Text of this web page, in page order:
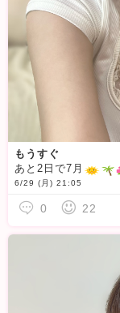
もうすぐ
あと2日で7月
6/29 (月) 21:05
0 22